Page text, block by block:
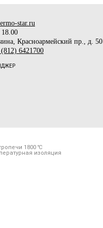
star.ru
Красноармейский пр., д. 50
6421700
1800 ℃
изоляция